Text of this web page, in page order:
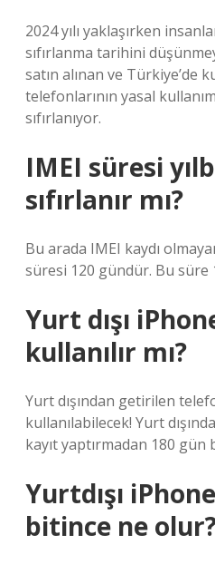
2024 yılı yaklaşırken
sıfırlanma tarihini
satın alınan ve Türkiye’de
telefonlarının yasal
sıfırlanıyor.
IMEI süresi
sıfırlanır mı?
Bu arada IMEI kaydı
süresi 120 gündür. Bu süre 1
Yurt dışı
kullanılır mı?
Yurt dışından getirilen
kullanılabilecek! Yurt
kayıt yaptırmadan 180 gün
Yurtdışı
bitince ne